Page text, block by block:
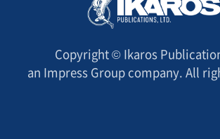
Copyright © Ikaros
an Impress Group company. All